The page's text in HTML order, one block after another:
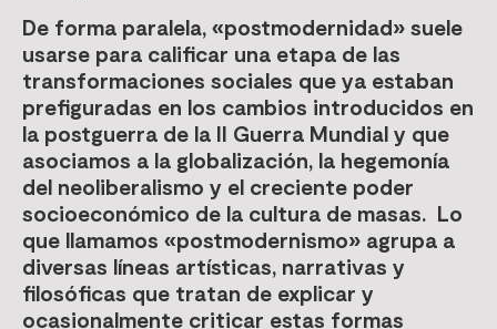
De forma paralela, «postmodernidad» suele
usarse para calificar una etapa de las
transformaciones sociales que ya estaban
prefiguradas en los cambios introducidos en
la postguerra de la II Guerra Mundial y que
asociamos a la globalización, la hegemonía
del neoliberalismo y el creciente poder
socioeconómico de la cultura de masas. Lo
que llamamos «postmodernismo» agrupa a
diversas líneas artísticas, narrativas y
filosóficas que tratan de explicar y
ocasionalmente criticar estas formas